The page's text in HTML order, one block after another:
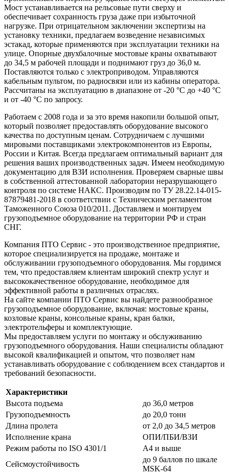
Мост устанавливается на рельсовые пути сверху и
обеспечивает сохранность груза даже при избыточной
нагрузке. При отрицательном заключении экспертизы на
установку техники, предлагаем возведение независимых
эстакад, которые применяются при эксплуатации техники на
улице. Опорные двухбалочные мостовые краны охватывают
до 34,5 м рабочей площади и поднимают груз до 36,0 м.
Поставляются только с электроприводом. Управляются
кабельным пультом, по радиосвязи или из кабины оператора.
Рассчитаны на эксплуатацию в диапазоне от -20 °С до +40 °С
и от -40 °С по запросу.
Работаем с 2008 года и за это время накопили большой опыт,
который позволяет предоставлять оборудование высокого
качества по доступным ценам. Сотрудничаем с лучшими
мировыми поставщиками электрокомпонентов из Европы,
России и Китая. Всегда предлагаем оптимальный вариант для
решения ваших производственных задач. Имеем необходимую
документацию для ВЗИ исполнения. Проверяем сварные швы
в собственной аттестованной лаборатории неразрушающего
контроля по системе НАКС. Производим по ТУ 28.22.14-015-
87879481-2018 в соответствии с Техническим регламентом
Таможенного Союза 010/2011. Доставляем и монтируем
грузоподъемное оборудование на территории РФ и стран
СНГ.
Компания ПТО Сервис - это производственное предприятие,
которое специализируется на продаже, монтаже и
обслуживании грузоподъемного оборудования. Мы гордимся
тем, что предоставляем клиентам широкий спектр услуг и
высококачественное оборудование, необходимое для
эффективной работы в различных отраслях.
На сайте компании ПТО Сервис вы найдете разнообразное
грузоподъемное оборудование, включая: мостовые краны,
козловые краны, консольные краны, кран балки,
электротельферы и комплектующие.
Мы предоставляем услуги по монтажу и обслуживанию
грузоподъемного оборудования. Наши специалисты обладают
высокой квалификацией и опытом, что позволяет нам
устанавливать оборудование с соблюдением всех стандартов и
требований безопасности.
Характеристики
Высота подъема
до 36,0 метров
Грузоподъемность
до 20,0 тонн
Длина пролета
от 2,0 до 34,5 метров
Исполнение крана
ОПИ/ПБИ/ВЗИ
Режим работы по ISO 4301/1
А4 и выше
Сейсмоустойчивость
до 9 баллов по шкале
MSK-64